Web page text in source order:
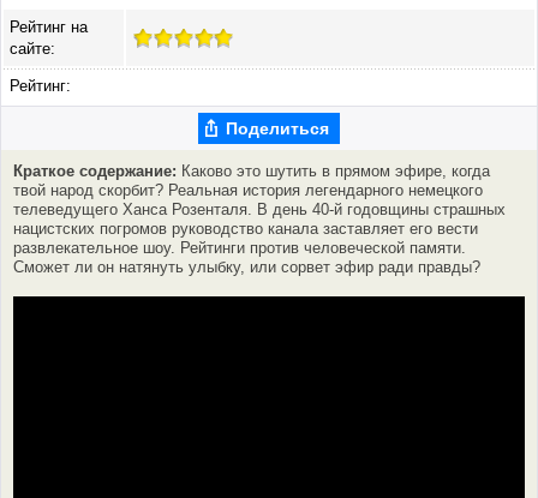
Рейтинг на
сайте:
Рейтинг:
Поделиться
Краткое содержание: Каково это шутить в прямом эфире, когда
твой народ скорбит? Реальная история легендарного немецкого
телеведущего Ханса Розенталя. В день 40-й годовщины страшных
нацистских погромов руководство канала заставляет его вести
развлекательное шоу. Рейтинги против человеческой памяти.
Сможет ли он натянуть улыбку, или сорвет эфир ради правды?